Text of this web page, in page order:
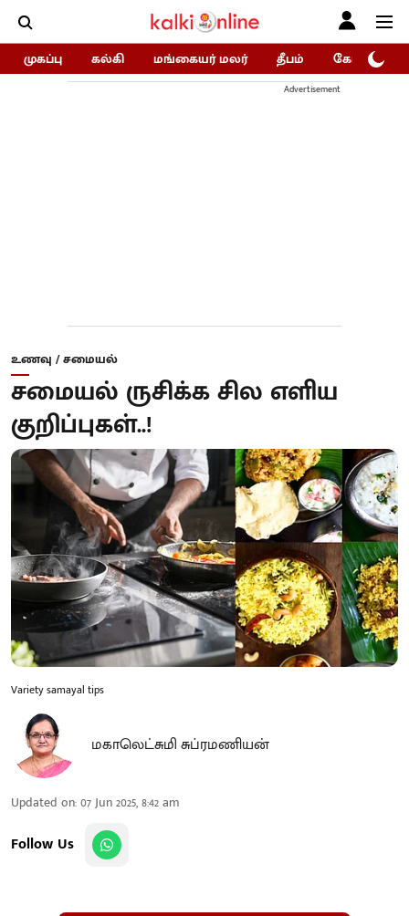
முகப்பு கல்கி மங்கையர் மலர் தீபம் கோகுலம்/
Advertisement
உணவு / சமையல்
சமையல் ருசிக்க சில எளிய
குறிப்புகள்..!
Variety samayal tips
மகாலெட்சுமி சுப்ரமணியன்
Updated on:07 Jun 2025, 8:42 am
Follow Us